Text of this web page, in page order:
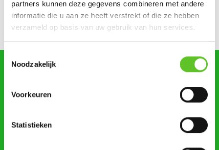
partners kunnen deze gegevens combineren met andere
informatie die u aan ze heeft verstrekt of die ze hebben
verzameld op basis van uw gebruik van hun services.
Noodzakelijk
Voorkeuren
Statistieken
UPDATE Bestel nu al je BRUZZKet-schoolkalender
zoeken